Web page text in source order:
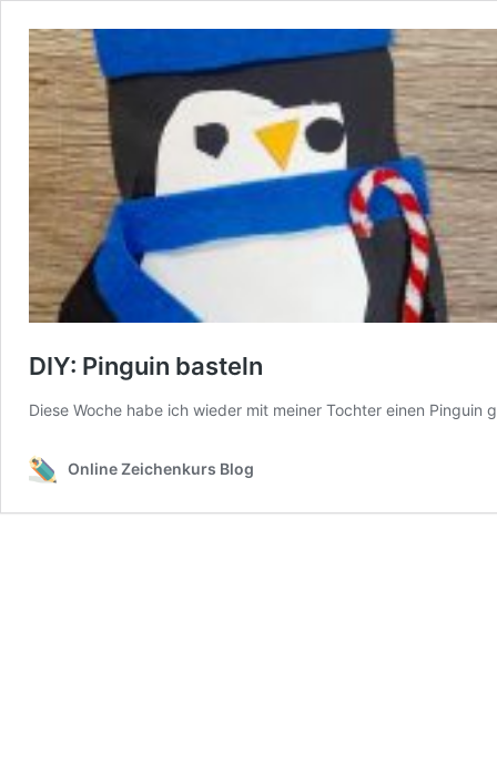
DIY: Pinguin basteln
Diese Woche habe ich wieder mit meiner Tochter einen Pinguin
Online Zeichenkurs Blog